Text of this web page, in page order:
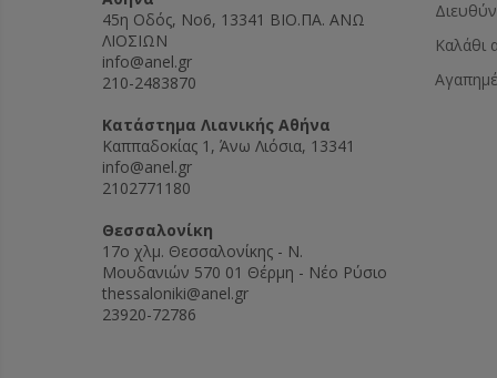
45η Οδός, Νο6, 13341 ΒΙΟ.ΠΑ. ΑΝΩ
ΛΙΟΣΙΩΝ
info@anel.gr
210-2483870
Kατάστημα Λιανικής Αθήνα
Καππαδοκίας 1, Άνω Λιόσια, 13341
info@anel.gr
2102771180
Θεσσαλονίκη
17ο χλμ. Θεσσαλονίκης - Ν.
Μουδανιών 570 01 Θέρμη - Νέο Ρύσιο
thessaloniki@anel.gr
23920-72786
Καλάθι